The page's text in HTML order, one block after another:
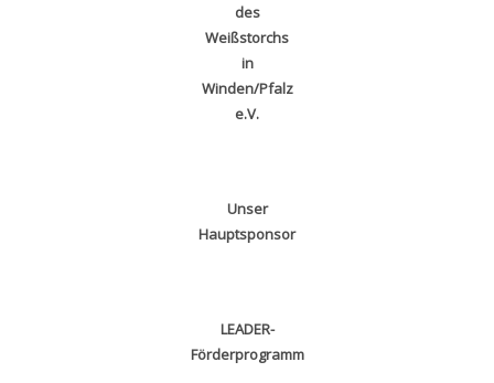
des
Weißstorchs
in
Winden/Pfalz
e.V.
Unser
Hauptsponsor
LEADER-
Förderprogramm